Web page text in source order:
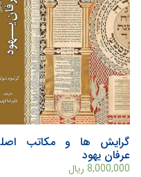
گرايش ها و مکاتب
عرفان يهود
8,000,000 ریال